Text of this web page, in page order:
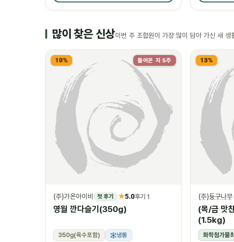
많이 찾은 신상이번 주 조합원이 가장 많이 담아 가신 새 생
들어온 지 5주
10%
(주)가온아이비 첫 후기 ★5.0후기 1
영월 깐다슬기(350g)
350g(육수포함) 냉동
13%
(주)둥구나무
(목/금 맛
(1.5kg)
화학첨가물